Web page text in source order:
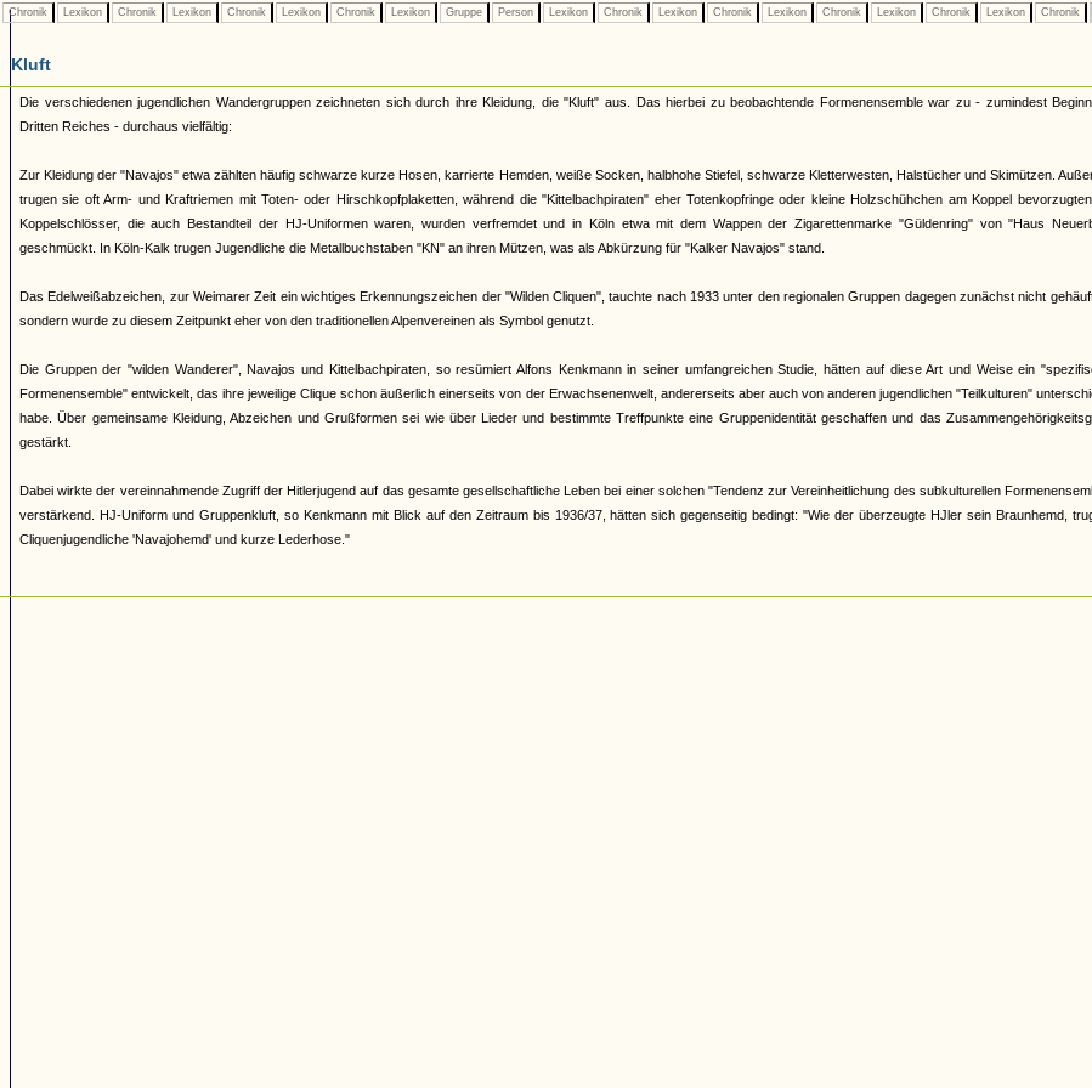
Chronik Lexikon Chronik Lexikon Chronik Lexikon Chronik Lexikon Gruppe Person Lexikon Chronik Lexikon Chronik Lexikon Chronik Lexikon Chronik Lexikon Chronik
Kluft
Die verschiedenen jugendlichen Wandergruppen zeichneten sich durch ihre Kleidung, die "Kluft" aus. Das hierbei zu beobachtende Formenensemble war zu - zumindest
Dritten Reiches - durchaus vielfältig:
Zur Kleidung der "Navajos" etwa zählten häufig schwarze kurze Hosen, karrierte Hemden, weiße Socken, halbhohe Stiefel, schwarze Kletterwesten, Halstücher und Skimützen.
trugen sie oft Arm- und Kraftriemen mit Toten- oder Hirschkopfplaketten, während die "Kittelbachpiraten" eher Totenkopfringe oder kleine Holzschühchen am Koppel
Koppelschlösser, die auch Bestandteil der HJ-Uniformen waren, wurden verfremdet und in Köln etwa mit dem Wappen der Zigarettenmarke "Güldenring" von "Haus
geschmückt. In Köln-Kalk trugen Jugendliche die Metallbuchstaben "KN" an ihren Mützen, was als Abkürzung für "Kalker Navajos" stand.
Das Edelweißabzeichen, zur Weimarer Zeit ein wichtiges Erkennungszeichen der "Wilden Cliquen", tauchte nach 1933 unter den regionalen Gruppen dagegen zunächst nicht
sondern wurde zu diesem Zeitpunkt eher von den traditionellen Alpenvereinen als Symbol genutzt.
Die Gruppen der "wilden Wanderer", Navajos und Kittelbachpiraten, so resümiert Alfons Kenkmann in seiner umfangreichen Studie, hätten auf diese Art und Weise ein
Formenensemble" entwickelt, das ihre jeweilige Clique schon äußerlich einerseits von der Erwachsenenwelt, andererseits aber auch von anderen jugendlichen "Teilkulturen"
habe. Über gemeinsame Kleidung, Abzeichen und Grußformen sei wie über Lieder und bestimmte Treffpunkte eine Gruppenidentität geschaffen und das
gestärkt.
Dabei wirkte der vereinnahmende Zugriff der Hitlerjugend auf das gesamte gesellschaftliche Leben bei einer solchen "Tendenz zur Vereinheitlichung des subkulturellen
verstärkend. HJ-Uniform und Gruppenkluft, so Kenkmann mit Blick auf den Zeitraum bis 1936/37, hätten sich gegenseitig bedingt: "Wie der überzeugte HJler sein Braunhemd,
Cliquenjugendliche 'Navajohemd' und kurze Lederhose."